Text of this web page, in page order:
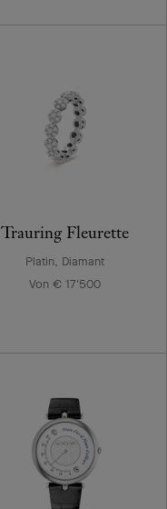
Trauring Fleurette
Platin, Diamant
Von € 17'500